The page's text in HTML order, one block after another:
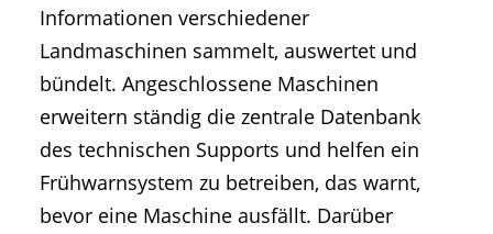
Informationen verschiedener
Landmaschinen sammelt, auswertet und
bündelt. Angeschlossene Maschinen
erweitern ständig die zentrale Datenbank
des technischen Supports und helfen ein
Frühwarnsystem zu betreiben, das warnt,
bevor eine Maschine ausfällt. Darüber